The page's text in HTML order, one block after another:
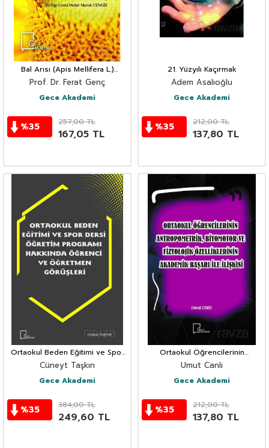
Bal Arısı (Apis Mellifera L.)
Anatomisi, Genetik ve Islahı ile
Ana Arı Yetiştiriciliği
Prof. Dr. Ferat Genç
Gece Akademi
%35 257,00TL
167,05 TL
21. Yüzyılı Kaçırmak
Adem Asalıoğlu
Gece Akademi
%35 212,00TL
137,80 TL
Ortaokul Beden Eğitimi ve Spor
Dersi Öğretim Programı
Hakkında Öğrenci ve Öğretmen
Görüşleri Görüşleri
Cüneyt Taşkın
Gece Akademi
%35 384,00TL
249,60 TL
Ortaokul Öğrencilerinin
Antropometrik, Biyomotor ve
Fizyolojik Özelliklerinin Akademik
Başarı İle İlişkisi
Umut Canlı
Gece Akademi
%35 212,00TL
137,80 TL